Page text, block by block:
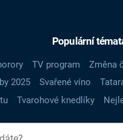
Populární
TV program Změna
2025 Svařené víno
Tvarohové knedlíky